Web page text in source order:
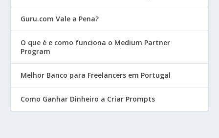
Guru.com Vale a Pena?
O que é e como funciona o Medium Partner
Program
Melhor Banco para Freelancers em Portugal
Como Ganhar Dinheiro a Criar Prompts